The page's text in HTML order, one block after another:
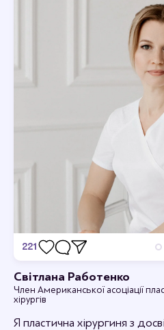
Світлана Работенко
Член Американської асоціації
хірургів
Я пластична хірургиня з
221
Дивовижно, я в захваті.
rabotenkosvitlana